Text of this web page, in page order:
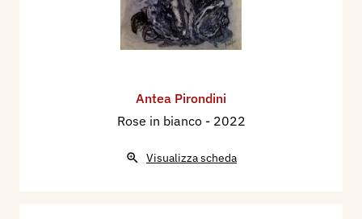
Antea Pirondini
Rose in bianco - 2022
Visualizza scheda